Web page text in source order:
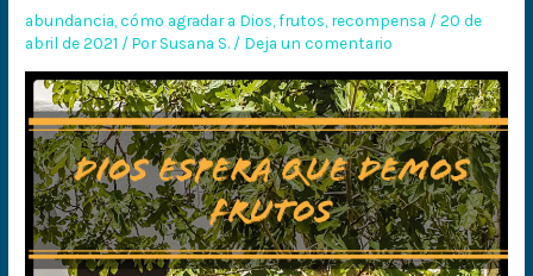
abundancia ,cómo agradar a Dios ,frutos recompensa /20 de
abril de 2021 / PorSusana S. / Deja un comentario